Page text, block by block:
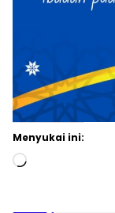
Menyukai ini:
Memuat...